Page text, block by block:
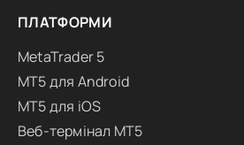
ПЛАТФОРМИ
MetaTrader 5
MT5 для Android
MT5 для iOS
Веб-термінал MT5